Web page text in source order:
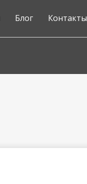
Блог Контакты